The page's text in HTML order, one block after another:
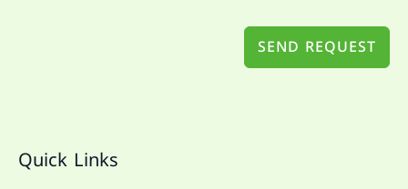
SEND REQUEST
Quick Links